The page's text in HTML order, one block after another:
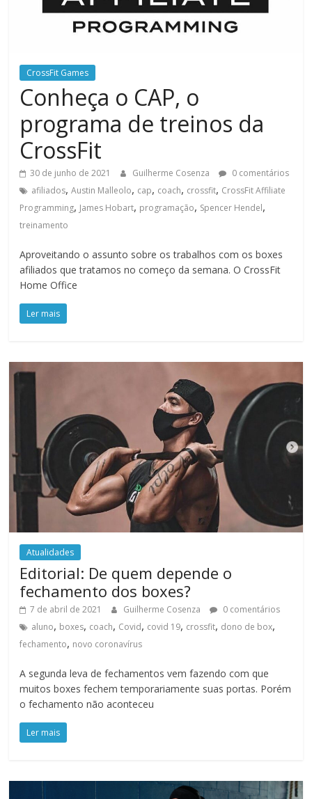
CrossFit Games
Conheça o CAP, o
programa de treinos da
CrossFit
30 de junho de 2021 Guilherme Cosenza
0 comentários
afiliados,Austin Malleolo, cap, coach, crossfit, CrossFit Affiliate
Programming, James Hobart, programação, Spencer Hendel,
treinamento
Aproveitando o assunto sobre os trabalhos com os boxes
afiliados que tratamos no começo da semana. O CrossFit
Home Office
Ler mais
Atualidades
Editorial: De quem depende o
fechamento dos boxes?
7 de abril de 2021 Guilherme Cosenza
0 comentários
aluno, boxes, coach, Covid, covid 19, crossfit, dono de box,
fechamento, novo coronavírus
A segunda leva de fechamentos vem fazendo com que
muitos boxes fechem temporariamente suas portas. Porém
o fechamento não aconteceu
Ler mais